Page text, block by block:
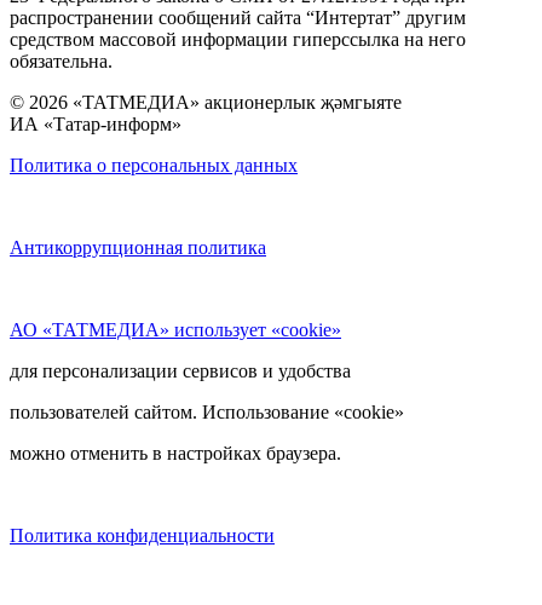
распространении сообщений сайта “Интертат” другим
средством массовой информации гиперссылка на него
обязательна.
© 2026 «ТАТМЕДИА» акционерлык җәмгыяте
ИА «Татар-информ»
Политика о персональных данных
Антикоррупционная политика
АО «ТАТМЕДИА» использует «cookie»
для персонализации сервисов и удобства
пользователей сайтом. Использование «cookie»
можно отменить в настройках браузера.
Политика конфиденциальности